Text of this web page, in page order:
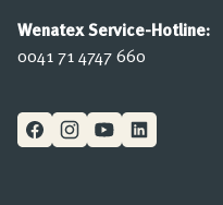
Wenatex Service-Hotline:
0041 71 4747 660